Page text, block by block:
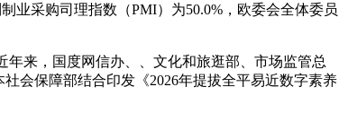
业采购司理指数（PMI）为50.0%，欧委会全体委员
来，国度网信办、、文化和旅逛部、市场监管总
会保障部结合印发《2026年提拔全平易近数字素养